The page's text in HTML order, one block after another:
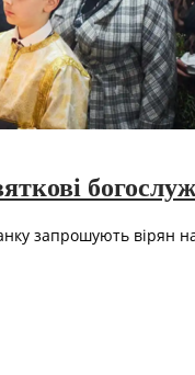
запрошують вірян